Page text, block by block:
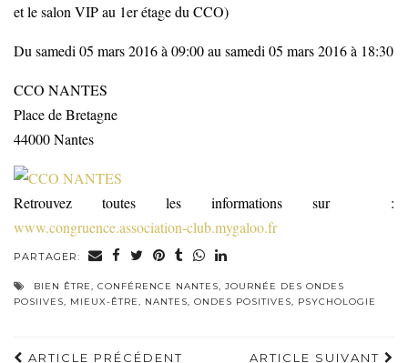
et le salon VIP au 1er étage du CCO)
Du samedi 05 mars 2016 à 09:00 au samedi 05 mars 2016 à 18:30
CCO NANTES
Place de Bretagne
44000Nantes
Retrouvez toutes les informations sur :
www.congruence.association-club.mygaloo.fr
PARTAGER:
BIEN ÊTRE, CONFÉRENCE NANTES, JOURNÉE DES ONDES
POSIIVES, MIEUX-ÊTRE, NANTES, ONDES POSITIVES, PSYCHOLOGIE
ARTICLE PRÉCÉDENT ARTICLE SUIVANT